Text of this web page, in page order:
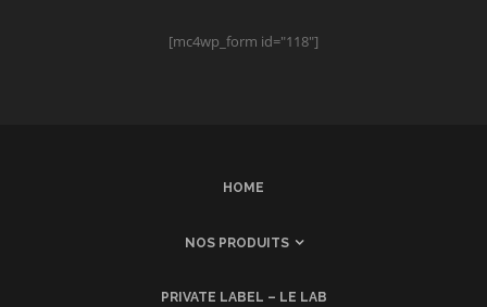
[mc4wp_form id="118"]
HOME
NOS PRODUITS
PRIVATE LABEL – LE LAB